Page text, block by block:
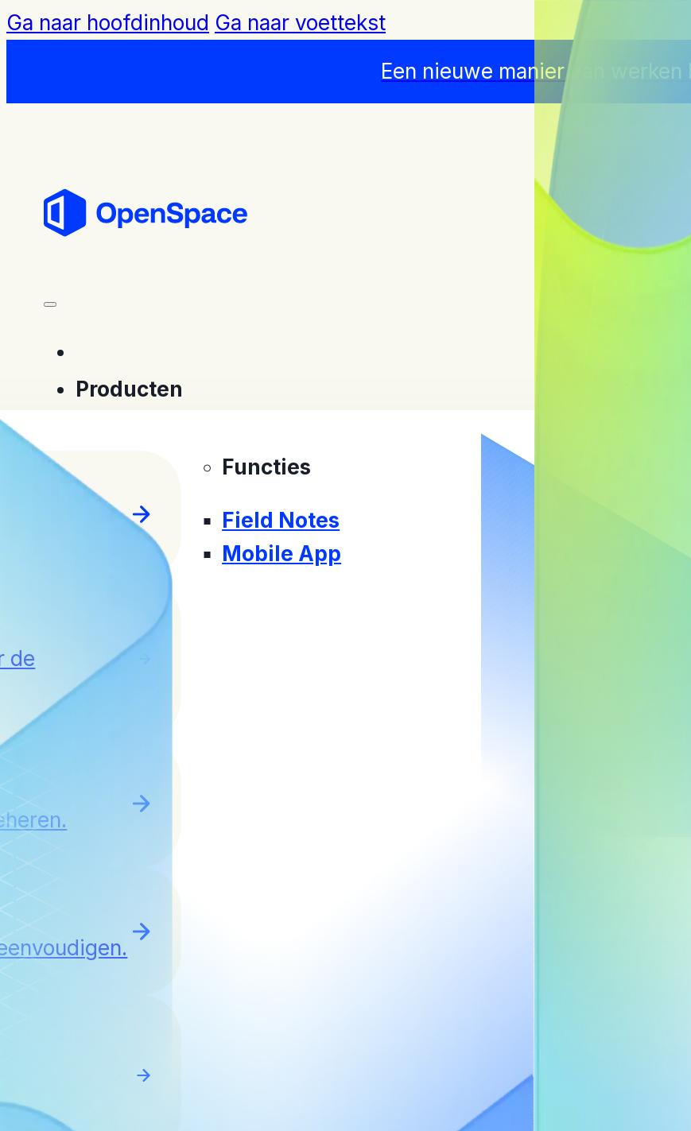
Ga naar hoofdinhoud Ga naar voettekst
Een nieuwe manier van werken
Producten
de
Functies
Field Notes
Mobile App